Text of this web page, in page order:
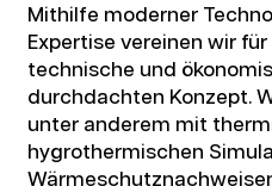
Mithilfe moderner
Expertise vereinen wir
technische und
durchdachten Konzept.
unter anderem mit
hygrothermischen